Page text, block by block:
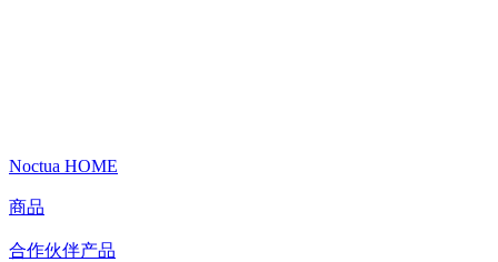
Noctua HOME
商品
合作伙伴产品